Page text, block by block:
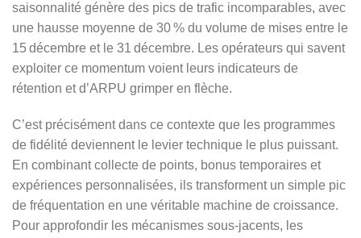
saisonnalité génère des pics de trafic incomparables, avec
une hausse moyenne de 30 % du volume de mises entre le
15 décembre et le 31 décembre. Les opérateurs qui savent
exploiter ce momentum voient leurs indicateurs de
rétention et d’ARPU grimper en flèche.
C’est précisément dans ce contexte que les programmes
de fidélité deviennent le levier technique le plus puissant.
En combinant collecte de points, bonus temporaires et
expériences personnalisées, ils transforment un simple pic
de fréquentation en une véritable machine de croissance.
Pour approfondir les mécanismes sous‑jacents, les